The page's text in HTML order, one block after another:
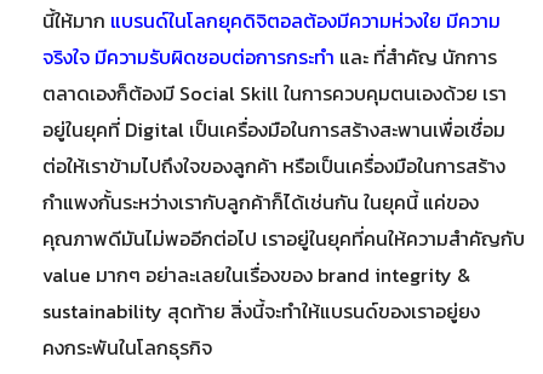
นี้ให้มาก แบรนด์ในโลกยุคดิจิตอลต้องมีความห่วงใย มีความ
จริงใจ มีความรับผิดชอบต่อการกระทำ และ ที่สำคัญ นักการ
ตลาดเองก็ต้องมี Social Skill ในการควบคุมตนเองด้วย เรา
อยู่ในยุคที่ Digital เป็นเครื่องมือในการสร้างสะพานเพื่อเชื่อม
ต่อให้เราข้ามไปถึงใจของลูกค้า หรือเป็นเครื่องมือในการสร้าง
กำแพงกั้นระหว่างเรากับลูกค้าก็ได้เช่นกัน ในยุคนี้ แค่ของ
คุณภาพดีมันไม่พออีกต่อไป เราอยู่ในยุคที่คนให้ความสำคัญกับ
value มากๆ อย่าละเลยในเรื่องของ brand integrity &
sustainability สุดท้าย สิ่งนี้จะทำให้แบรนด์ของเราอยู่ยง
คงกระพันในโลกธุรกิจ